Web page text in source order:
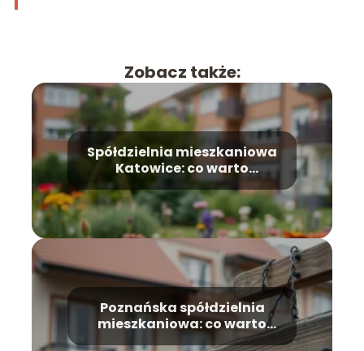
Zobacz także:
Spółdzielnia mieszkaniowa
Katowice: co warto
wiedzieć?
Poznańska spółdzielnia
mieszkaniowa: co warto
wiedzieć?